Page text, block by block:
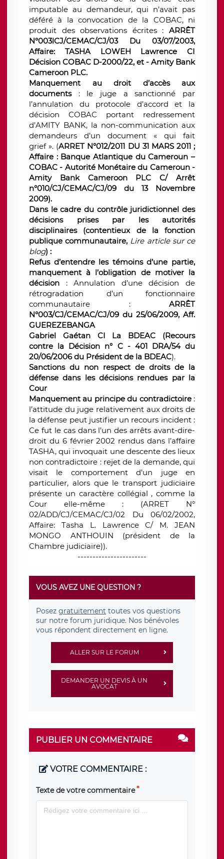
imputable au demandeur, qui n’avait pas
déféré à la convocation de la COBAC, ni
produit des observations écrites : ARRÊT
N°003lCJ/CEMAC/CJ/03 Du 03/07/2003,
Affaire: TASHA LOWEH Lawrence CI
Décision COBAC D-2000/22, et - Amity Bank
Cameroon PLC.
Manquement au droit d’accès aux
documents : le juge a sanctionné par
l’annulation du protocole d’accord et la
décision COBAC portant redressement
d’AMITY BANK, la non-communication aux
demandeurs d’un document « qui fait
grief ». (ARRET N°012/2011 DU 31 MARS 2011 ;
Affaire : Banque Atlantique du Cameroun –
COBAC - Autorité Monétaire du Cameroun -
Amity Bank Cameroon PLC C/ Arrêt
n°010/CJ/CEMAC/CJ/09 du 13 Novembre
2009).
Dans le cadre du contrôle juridictionnel des
décisions prises par les autorités
disciplinaires (contentieux de la fonction
publique communautaire, Lire article sur ce
blog) :
Refus d’entendre les témoins d’une partie,
manquement à l’obligation de motiver la
décision : Annulation d’une décision de
rétrogradation d’un fonctionnaire
communautaire : ARRÊT
N°003/CJ/CEMAC/CJ/09 du 25/06/2009, Aff.
GUEREZEBANGA
Gabriel Gaétan CI La BDEAC (Recours
contre la Décision n° C - 401 DRA/54 du
20/06/2006 du Président de la BDEAC).
Sanctions du non respect de droits de la
défense dans les décisions rendues par la
Cour
Manquement au principe du contradictoire:
l’attitude du juge relativement aux droits de
la défense peut justifier un recours incident :
Ce fut le cas dans l’un des arrêts avant-dire-
droit du 6 février 2002 rendus dans l’affaire
TASHA, qui invoquait une descente des lieux
non contradictoire : rejet de la demande, qui
visait le comportement d’un juge en
particulier, alors que le transport judiciaire
présente un caractère collégial , comme la
Cour elle-même : (ARRET N°
02/ADD/CJ/CEMAC/CJ/02 Du 06/02/2002,
Affaire: Tasha L. Lawrence C/ M. JEAN
MONGO ANTHOUIN (président de la
Chambre judiciaire)).
-----------------------
VOUS AVEZ UNE QUESTION ?
Posez gratuitement toutes vos questions
sur notre forum juridique. Nos bénévoles
vous répondent directement en ligne.
ALLER SUR LE FORUM
DEMANDER UN DEVIS À UN
AVOCAT
PUBLIER UN COMMENTAIRE
VOTRE COMMENTAIRE :
Texte de votre commentaire